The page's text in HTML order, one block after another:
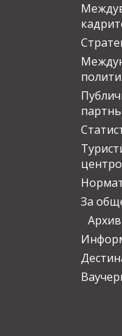
За
Архив